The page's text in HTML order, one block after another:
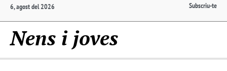
6, agost del 2026 Subscriu-te
Nens i joves